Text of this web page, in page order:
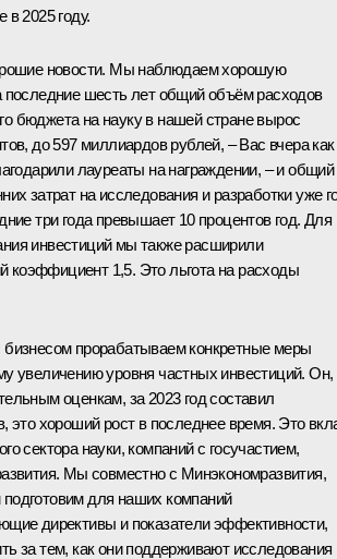
в 2025 году.
новости. Мы наблюдаем хорошую
последние шесть лет общий объём расходов
бюджета на науку в нашей стране вырос
до 597 миллиардов рублей, – Вас вчера как
лауреаты на награждении, – и общий
затрат на исследования и разработки уже
три года превышает 10 процентов год. Для
инвестиций мы также расширили
1,5. Это льгота на расходы
прорабатываем конкретные меры
увеличению уровня частных инвестиций. Он,
оценкам, за 2023 год составил
это хороший рост в последнее время. Это
сектора науки, компаний с госучастием,
Мы совместно с Минэкономразвития,
для наших компаний
директивы и показатели эффективности,
за тем, как они поддерживают исследования